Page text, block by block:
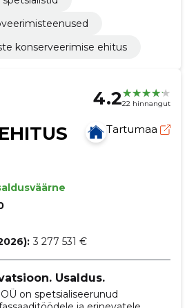
konserveerimise ehitus
4.222 hinnangut
Tartumaa
3 277 531 €
Usaldus.
on spetsialiseerunud